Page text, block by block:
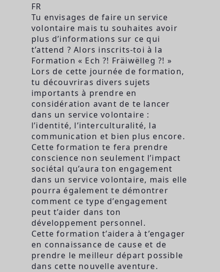
FR
Tu envisages de faire un service
volontaire mais tu souhaites avoir
plus d’informations sur ce qui
t’attend ? Alors inscrits-toi à la
Formation « Ech ?! Fräiwëlleg ?! »
Lors de cette journée de formation,
tu découvriras divers sujets
importants à prendre en
considération avant de te lancer
dans un service volontaire :
l’identité, l’interculturalité, la
communication et bien plus encore.
Cette formation te fera prendre
conscience non seulement l’impact
sociétal qu’aura ton engagement
dans un service volontaire, mais elle
pourra également te démontrer
comment ce type d’engagement
peut t’aider dans ton
développement personnel.
Cette formation t’aidera à t’engager
en connaissance de cause et de
prendre le meilleur départ possible
dans cette nouvelle aventure.